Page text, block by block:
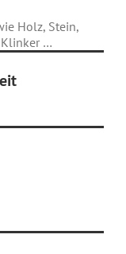
Holz, Stein,
Klinker …